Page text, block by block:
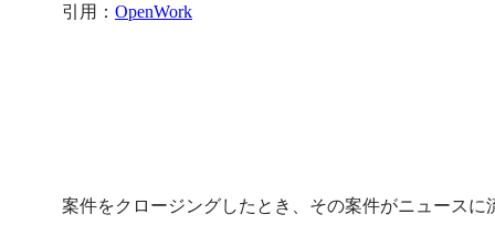
引用： OpenWork
案件をクロージングしたとき、その案件がニュースに